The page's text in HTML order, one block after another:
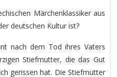
Märchenklassiker aus
deutschen Kultur ist?
nach dem Tod ihres Vaters
Stiefmutter, die das Gut
gerissen hat. Die Stiefmutter